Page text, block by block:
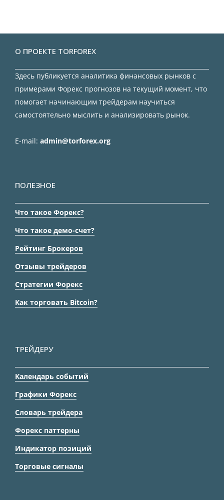
О ПРОЕКТЕ TORFOREX
Здесь публикуется аналитика финансовых рынков с
примерами Форекс прогнозов на текущий момент, что
помогает начинающим трейдерам научиться
самостоятельно мыслить и анализировать рынок.
E-mail: admin@torforex.org
ПОЛЕЗНОЕ
Что такое Форекс?
Что такое демо-счет?
Рейтинг Брокеров
Отзывы трейдеров
Стратегии Форекс
Как торговать Bitcoin?
ТРЕЙДЕРУ
Календарь событий
Графики Форекс
Словарь трейдера
Форекс паттерны
Индикатор позиций
Торговые сигналы